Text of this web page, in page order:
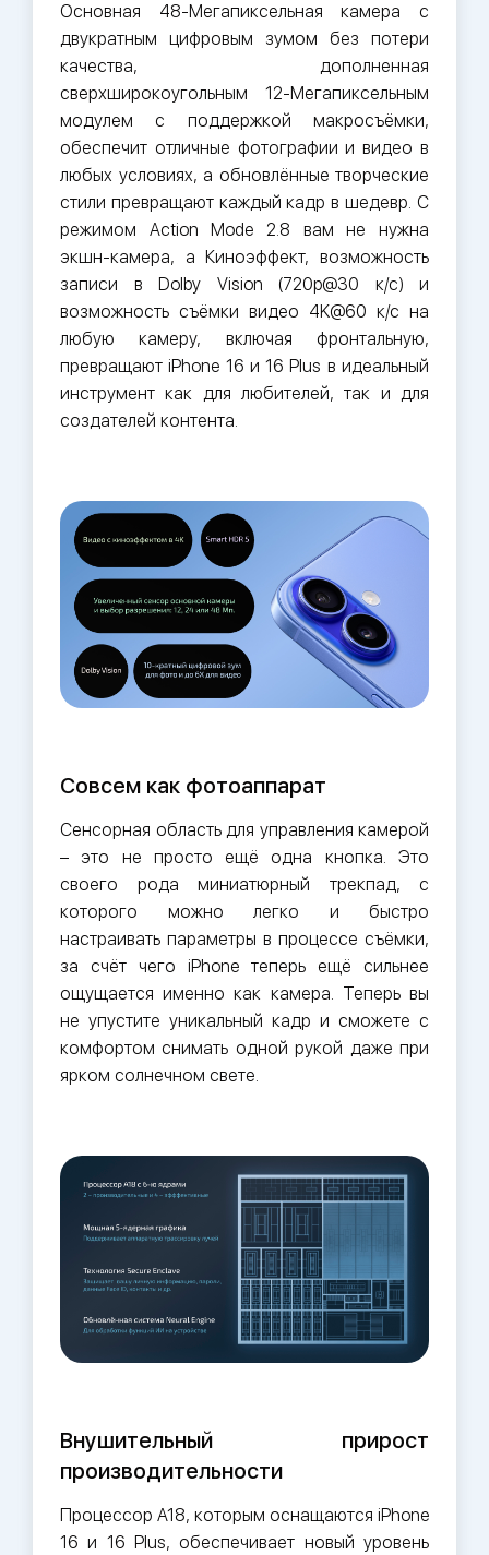
Основная 48-Мегапиксельная камера с
двукратным цифровым зумом без потери
качества, дополненная
сверхширокоугольным 12-Мегапиксельным
модулем с поддержкой макросъёмки,
обеспечит отличные фотографии и видео в
любых условиях, а обновлённые творческие
стили превращают каждый кадр в шедевр. С
режимом Action Mode 2.8 вам не нужна
экшн-камера, а Киноэффект, возможность
записи в Dolby Vision (720p@30 к/с) и
возможность съёмки видео 4K@60 к/с на
любую камеру, включая фронтальную,
превращают iPhone 16 и 16 Plus в идеальный
инструмент как для любителей, так и для
создателей контента.
Совсем как фотоаппарат
Сенсорная область для управления камерой
– это не просто ещё одна кнопка. Это
своего рода миниатюрный трекпад, с
которого можно легко и быстро
настраивать параметры в процессе съёмки,
за счёт чего iPhone теперь ещё сильнее
ощущается именно как камера. Теперь вы
не упустите уникальный кадр и сможете с
комфортом снимать одной рукой даже при
ярком солнечном свете.
Внушительный прирост
производительности
Процессор A18, которым оснащаются iPhone
16 и 16 Plus, обеспечивает новый уровень